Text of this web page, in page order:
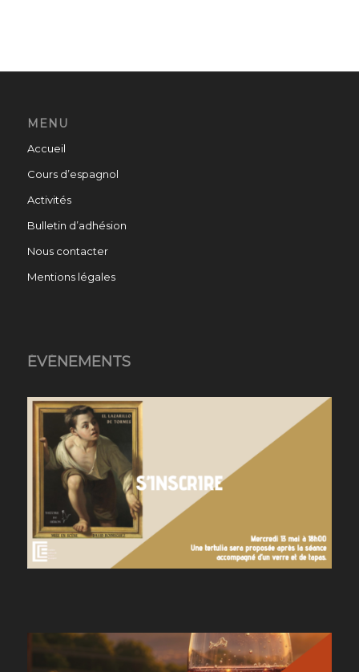
MENU
Accueil
Cours d’espagnol
Activités
Bulletin d’adhésion
Nous contacter
Mentions légales
ÉVÉNEMENTS